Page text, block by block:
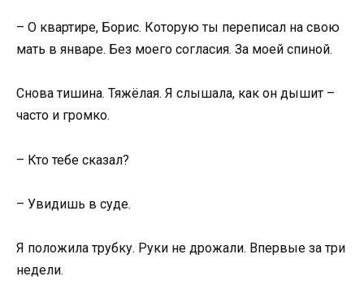
– О квартире, Борис. Которую ты переписал на свою
мать в январе. Без моего согласия. За моей спиной.
Снова тишина. Тяжёлая. Я слышала, как он дышит –
часто и громко.
– Кто тебе сказал?
– Увидишь в суде.
Я положила трубку. Руки не дрожали. Впервые за три
недели.